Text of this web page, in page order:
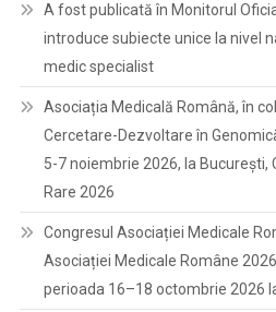
A fost publicată în Monitorul
introduce subiecte unice la nivel
medic specialist
Asociația Medicală Română, în
Cercetare-Dezvoltare în
5-7 noiembrie 2026, la București,
Rare 2026
Congresul Asociației Medicale
Asociației Medicale Române
perioada 16–18 octombrie 2026